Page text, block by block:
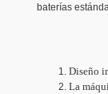
baterías
Diseño
La